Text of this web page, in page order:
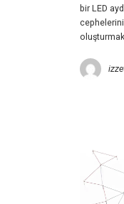
bir LED
oluşturmak